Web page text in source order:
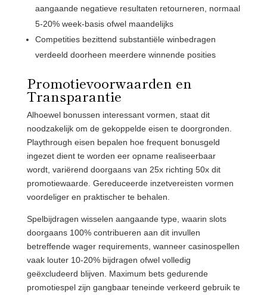
aangaande negatieve resultaten retourneren, normaal
5-20% week-basis ofwel maandelijks
Competities bezittend substantiële winbedragen
verdeeld doorheen meerdere winnende posities
Promotievoorwaarden en
Transparantie
Alhoewel bonussen interessant vormen, staat dit
noodzakelijk om de gekoppelde eisen te doorgronden.
Playthrough eisen bepalen hoe frequent bonusgeld
ingezet dient te worden eer opname realiseerbaar
wordt, variërend doorgaans van 25x richting 50x dit
promotiewaarde. Gereduceerde inzetvereisten vormen
voordeliger en praktischer te behalen.
Spelbijdragen wisselen aangaande type, waarin slots
doorgaans 100% contribueren aan dit invullen
betreffende wager requirements, wanneer casinospellen
vaak louter 10-20% bijdragen ofwel volledig
geëxcludeerd blijven. Maximum bets gedurende
promotiespel zijn gangbaar teneinde verkeerd gebruik te